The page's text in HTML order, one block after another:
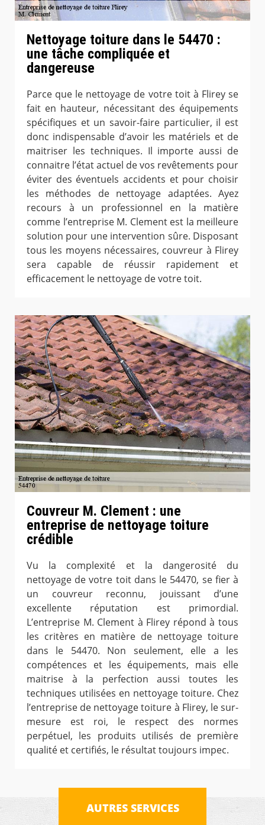
Nettoyage toiture dans le 54470 :
une tâche compliquée et
dangereuse
Parce que le nettoyage de votre toit à Flirey se
fait en hauteur, nécessitant des équipements
spécifiques et un savoir-faire particulier, il est
donc indispensable d’avoir les matériels et de
maitriser les techniques. Il importe aussi de
connaitre l’état actuel de vos revêtements pour
éviter des éventuels accidents et pour choisir
les méthodes de nettoyage adaptées. Ayez
recours à un professionnel en la matière
comme l’entreprise M. Clement est la meilleure
solution pour une intervention sûre. Disposant
tous les moyens nécessaires, couvreur à Flirey
sera capable de réussir rapidement et
efficacement le nettoyage de votre toit.
Couvreur M. Clement : une
entreprise de nettoyage toiture
crédible
Vu la complexité et la dangerosité du
nettoyage de votre toit dans le 54470, se fier à
un couvreur reconnu, jouissant d’une
excellente réputation est primordial.
L’entreprise M. Clement à Flirey répond à tous
les critères en matière de nettoyage toiture
dans le 54470. Non seulement, elle a les
compétences et les équipements, mais elle
maitrise à la perfection aussi toutes les
techniques utilisées en nettoyage toiture. Chez
l’entreprise de nettoyage toiture à Flirey, le sur-
mesure est roi, le respect des normes
perpétuel, les produits utilisés de première
qualité et certifiés, le résultat toujours impec.
AUTRES SERVICES